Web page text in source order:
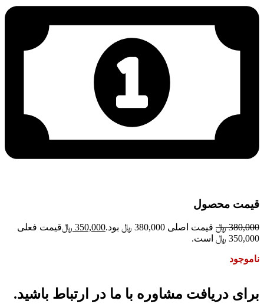
قیمت محصول
380,000 ﷼ قیمت اصلی 380,000 ﷼ بود. 350,000 ﷼قیمت فعلی
350,000 ﷼ است.
ناموجود
برای دریافت مشاوره با ما در ارتباط باشید.